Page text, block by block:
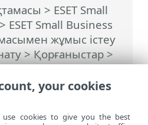
> ESET Small
> ESET Small Business
жұмыс істеу
>Қорғаныстар>
>Желіге
> Желіге қосылу
немесе өңдеу
your cookies
cookies to give you the best